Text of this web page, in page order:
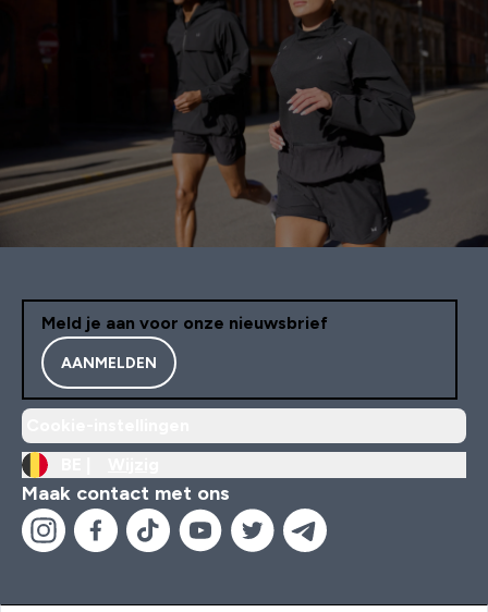
Meld je aan voor onze nieuwsbrief
AANMELDEN
Maak contact met ons